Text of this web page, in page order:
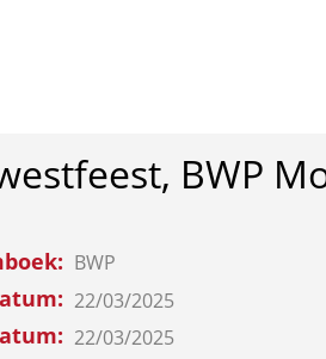
BWP
BWP
22/03/2025
22/03/2025